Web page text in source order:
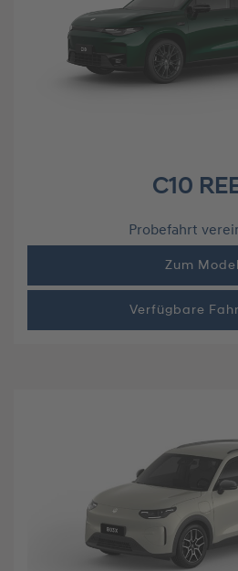
C10
Probefahrt
Zum
Verfügbare